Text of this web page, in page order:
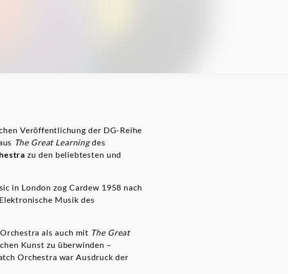
Veröffentlichung der DG-Reihe
The Great Learningdes
zu den beliebtesten und
in London zog Cardew 1958 nach
Musik des
als auch mit The Great
Kunst zu überwinden –
Orchestra war Ausdruck der